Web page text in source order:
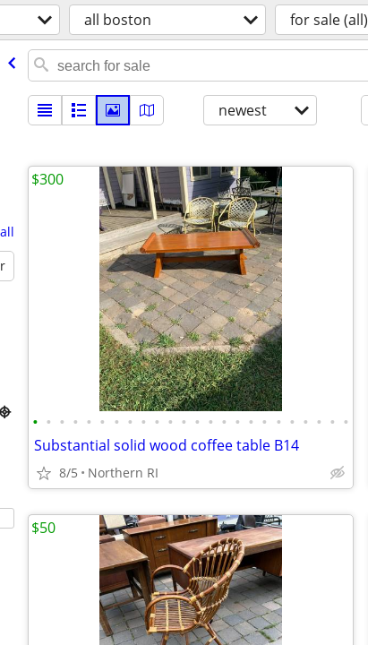
all boston for sale (all)
newest
• • • • • • • • • • • • • • • • • • • • • • • •
Substantial solid wood coffee table B14
8/5 Northern RI
$300
$50